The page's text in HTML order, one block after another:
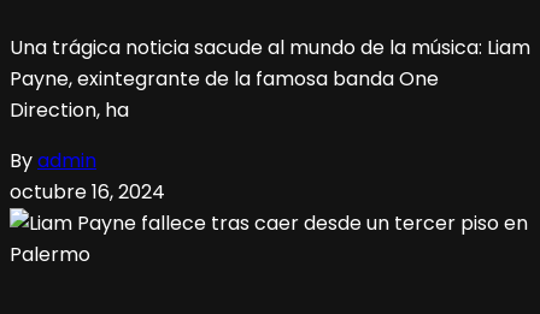
Una trágica noticia sacude al mundo de la música: Liam
Payne, exintegrante de la famosa banda One
Direction, ha
Byadmin
octubre 16, 2024